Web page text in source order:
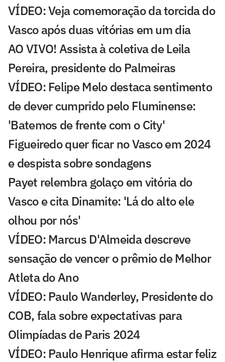
VÍDEO: Veja comemoração da torcida do
Vasco após duas vitórias em um dia
AO VIVO! Assista à coletiva de Leila
Pereira, presidente do Palmeiras
VÍDEO: Felipe Melo destaca sentimento
de dever cumprido pelo Fluminense:
'Batemos de frente com o City'
Figueiredo quer ficar no Vasco em 2024
e despista sobre sondagens
Payet relembra golaço em vitória do
Vasco e cita Dinamite: 'Lá do alto ele
olhou por nós'
VÍDEO: Marcus D'Almeida descreve
sensação de vencer o prêmio de Melhor
Atleta do Ano
VÍDEO: Paulo Wanderley, Presidente do
COB, fala sobre expectativas para
Olimpíadas de Paris 2024
VÍDEO: Paulo Henrique afirma estar feliz